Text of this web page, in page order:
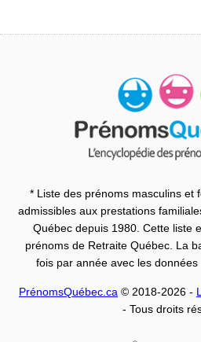
* Liste des prénoms masculins et
admissibles aux prestations
Québec depuis 1980. Cette liste
prénoms de Retraite Québec. La
fois par année avec les
PrénomsQuébec.ca © 2018-2026 -
- Tous droits